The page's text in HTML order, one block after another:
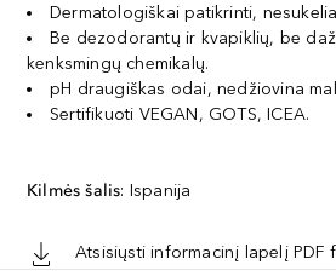
Dermatologiškai patikrinti,
Be dezodorantų ir kvapiklių, be
kenksmingų chemikalų.
pH draugiškas odai, nedžiovina
Sertifikuoti VEGAN, GOTS, ICEA.
Kilmės šalis: Ispanija
Atsisiųsti informacinį lapelį PDF